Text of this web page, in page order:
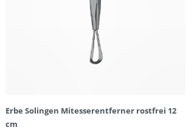
Erbe Solingen Mitesserentferner rostfrei 12
cm